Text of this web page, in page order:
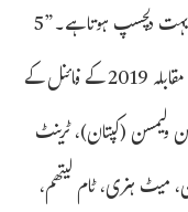
بار منتخب کئے گئے کھلاڑیوں تک کا وقت ہمیشہ ہی بہت دلچسپ ہوتا ہے۔”5
اکتوبر کو ورلڈ کپ کے افتتاحی میچ میں نیوزی لینڈ کا مقابلہ 2019 کے فائنل کے
(کپتان)، ٹرینٹ
ہنری، ٹام لیتھم،